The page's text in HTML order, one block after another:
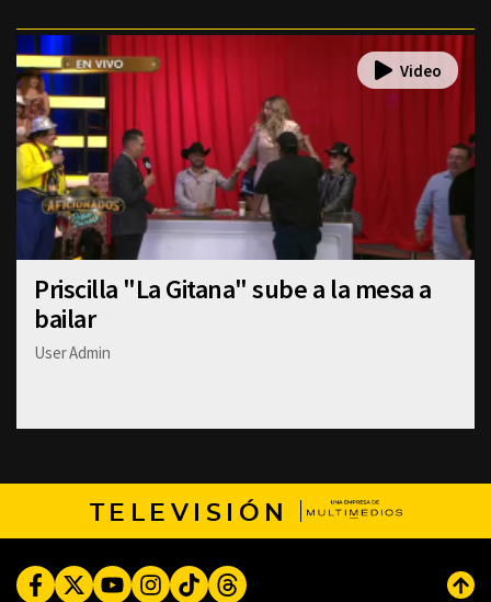
Priscilla "La Gitana" sube a la mesa a
bailar
User Admin
TELEVISIÓN
FacebookTwitterYoutubeInstagram
TikTokThreads